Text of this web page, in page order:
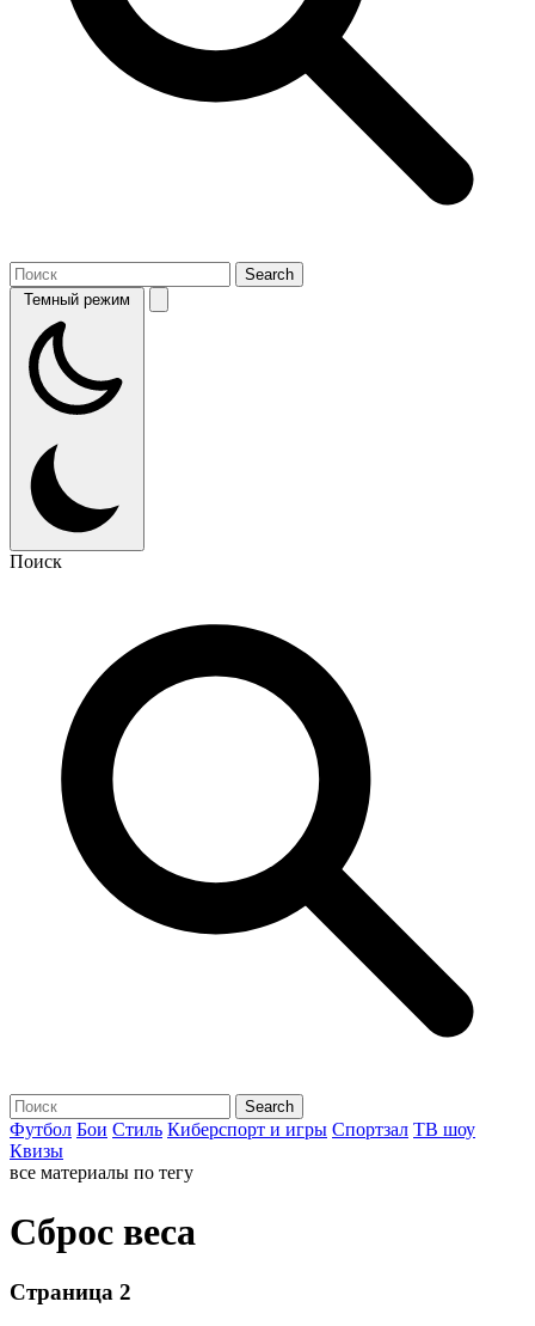
Темный режим
Поиск
Футбол Бои Стиль Киберспорт и игры Спортзал ТВ шоу
Квизы
все материалы по тегу
Сброс веса
Страница 2